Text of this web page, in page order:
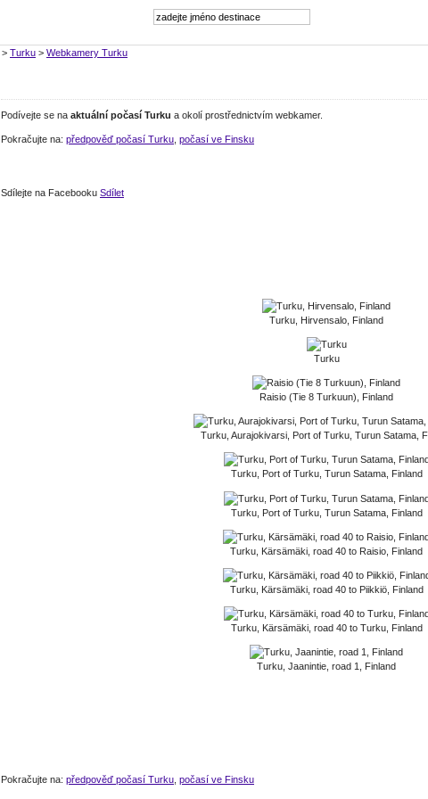
> Turku > Webkamery Turku
Podívejte se na aktuální počasí Turku a okolí prostřednictvím webkamer.
Pokračujte na: předpověď počasí Turku počasí ve Finsku
Sdílejte na Facebooku Sdílet
Turku, Hirvensalo, Finland
Turku
Raisio (Tie 8 Turkuun), Finland
Turku, Aurajokivarsi, Port of Turku, Turun Satama,
Turku, Port of Turku, Turun Satama, Finland
Turku, Port of Turku, Turun Satama, Finland
Turku, Kärsämäki, road 40 to Raisio, Finland
Turku, Kärsämäki, road 40 to Piikkiö, Finland
Turku, Kärsämäki, road 40 to Turku, Finland
Turku, Jaanintie, road 1, Finland
Pokračujte na: předpověď počasí Turku počasí ve Finsku